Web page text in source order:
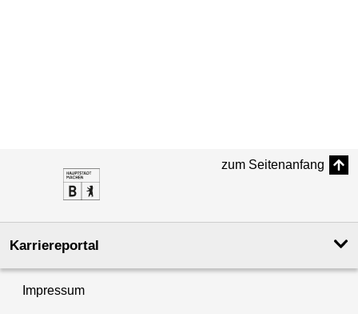
zum Seitenanfang
Karriereportal
Impressum